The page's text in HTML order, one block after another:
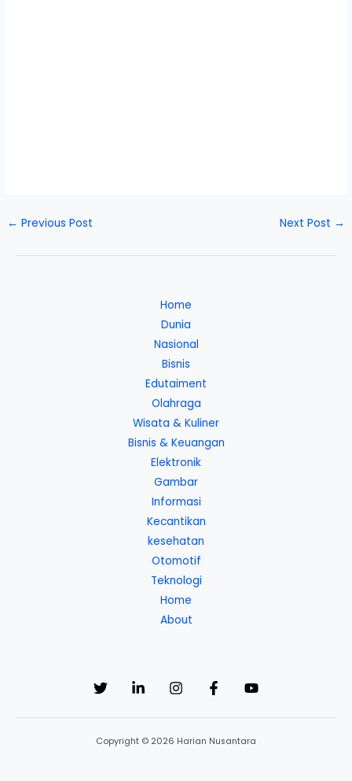
← Previous Post Next Post →
Home
Dunia
Nasional
Bisnis
Edutaiment
Olahraga
Wisata & Kuliner
Bisnis & Keuangan
Elektronik
Gambar
Informasi
Kecantikan
kesehatan
Otomotif
Teknologi
Home
About
Copyright © 2026 Harian Nusantara